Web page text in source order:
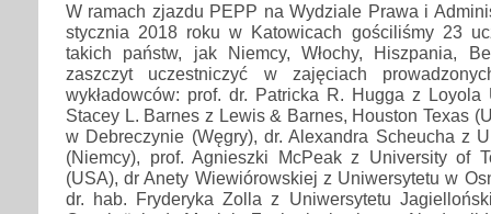
W ramach zjazdu PEPP na Wydziale Prawa i
stycznia 2018 roku w Katowicach gościliśmy 23
takich państw, jak Niemcy, Włochy, Hiszpania,
zaszczyt uczestniczyć w zajęciach
wykładowców: prof. dr. Patricka R. Hugga z Loyola
Stacey L. Barnes z Lewis & Barnes, Houston Texas
w Debreczynie (Węgry), dr. Alexandra Scheucha z
(Niemcy), prof. Agnieszki McPeak z University of
(USA), dr Anety Wiewiórowskiej z Uniwersytetu w
dr. hab. Fryderyka Zolla z Uniwersytetu